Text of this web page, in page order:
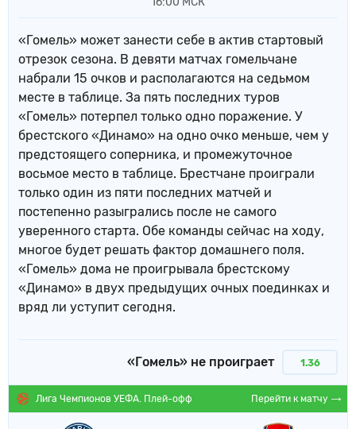
«Гомель» может занести себе в актив стартовый
отрезок сезона. В девяти матчах гомельчане
набрали 15 очков и располагаются на седьмом
месте в таблице. За пять последних туров
«Гомель» потерпел только одно поражение. У
брестского «Динамо» на одно очко меньше, чем у
предстоящего соперника, и промежуточное
восьмое место в таблице. Брестчане проиграли
только один из пяти последних матчей и
постепенно разыгрались после не самого
уверенного старта. Обе команды сейчас на ходу,
многое будет решать фактор домашнего поля.
«Гомель» дома не проигрывала брестскому
«Динамо» в двух предыдущих очных поединках и
вряд ли уступит сегодня.
«Гомель» не проиграет 1.36
Лига Чемпионов УЕФА. Плей-офф Перейти к матчу